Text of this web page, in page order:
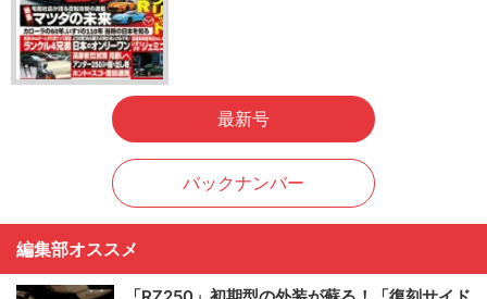
最新号
バックナンバー
編集部オススメ